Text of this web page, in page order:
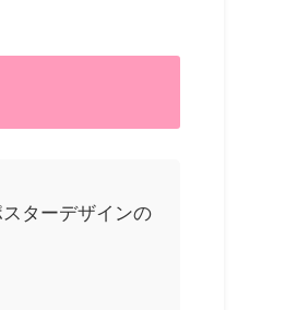
ターデザインの